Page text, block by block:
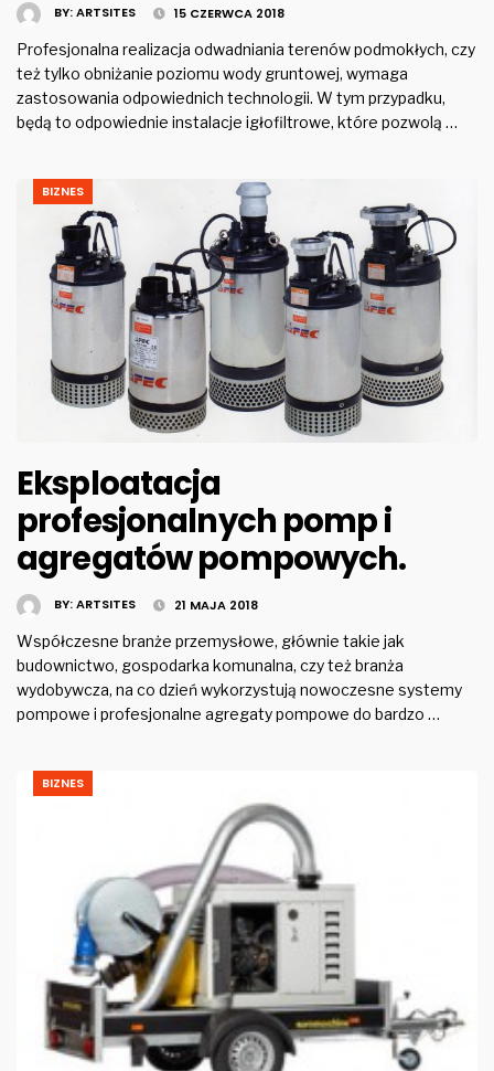
BY:ARTSITES 15 CZERWCA 2018
Profesjonalna realizacja odwadniania terenów podmokłych, czy
też tylko obniżanie poziomu wody gruntowej, wymaga
zastosowania odpowiednich technologii. W tym przypadku,
będą to odpowiednie instalacje igłofiltrowe, które pozwolą …
BIZNES
Eksploatacja
profesjonalnych pomp i
agregatów pompowych.
BY:ARTSITES 21 MAJA 2018
Współczesne branże przemysłowe, głównie takie jak
budownictwo, gospodarka komunalna, czy też branża
wydobywcza, na co dzień wykorzystują nowoczesne systemy
pompowe i profesjonalne agregaty pompowe do bardzo …
BIZNES